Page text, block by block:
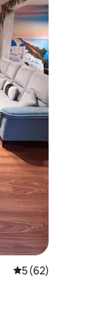
Gemiddelde
5 (62)